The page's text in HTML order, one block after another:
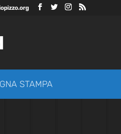
STAMPA